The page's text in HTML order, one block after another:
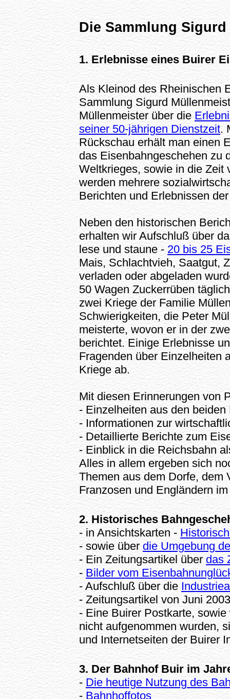
Die Sammlung
1. Erlebnisse eines Buirer
Als Kleinod des Rheinischen
Sammlung Sigurd
Müllenmeister über die
seiner 50-jährigen Dienstzeit.
Rückschau erhält man einen
das Eisenbahngeschehen zu
Weltkrieges, sowie in die Zeit
werden mehrere
Berichten und Erlebnissen
Neben den historischen
erhalten wir Aufschluß über
lese und staune -20 bis 25
Mais, Schlachtvieh, Saatgut,
verladen oder abgeladen
50 Wagen Zuckerrüben
zwei Kriege der Familie
Schwierigkeiten, die Peter
meisterte, wovon er in der
berichtet. Einige Erlebnisse
Fragenden über Einzelheiten
Kriege ab.
Mit diesen Erinnerungen von
- Einzelheiten aus den beiden
- Informationen zur
- Detaillierte Berichte zum
- Einblick in die Reichsbahn
Alles in allem ergeben sich
Themen aus dem Dorfe, dem
Franzosen und Engländern
2. Historisches
- in Ansichtskarten -
- sowie über die Umgebung
- Ein Zeitungsartikel überdas
- Bilder vom
- Aufschluß über die
- Zeitungsartikel von Juni
- Eine Buirer Postkarte,
nicht aufgenommen wurden,
und Internetseiten der Buirer
3. Der Bahnhof Buir im
- Die heutige Nutzung des
- Bahnhoffotos